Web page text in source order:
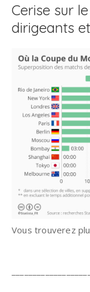
Cerise sur
dirigeants
Vous trouverez